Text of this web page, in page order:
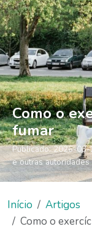
Como o
fumar
Publicado:2026-03-
e outras
Início
Artigos
Como o